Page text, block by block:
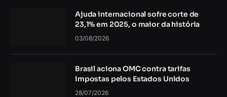
Ajuda internacional sofre corte de
23,1% em 2025, o maior da história
03/08/2026
Brasil aciona OMC contra tarifas
impostas pelos Estados Unidos
28/07/2026